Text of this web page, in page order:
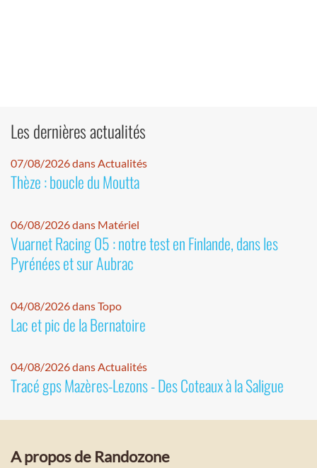
Les dernières actualités
07/08/2026 dans Actualités
Thèze : boucle du Moutta
06/08/2026 dans Matériel
Vuarnet Racing 05 : notre test en Finlande, dans les
Pyrénées et sur Aubrac
04/08/2026 dans Topo
Lac et pic de la Bernatoire
04/08/2026 dans Actualités
Tracé gps Mazères-Lezons - Des Coteaux à la Saligue
A propos de Randozone